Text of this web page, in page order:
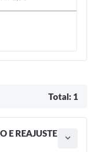
Total: 1
E REAJUSTE